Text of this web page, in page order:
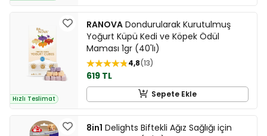
Hızlı Teslimat
RANOVA Dondurularak Kurutulmuş
Yoğurt Küpü Kedi ve Köpek Ödül
Maması 1gr (40'lı)
4,8 13
619 TL
Sepete Ekle
8in1 Delights Biftekli Ağız Sağlığı için